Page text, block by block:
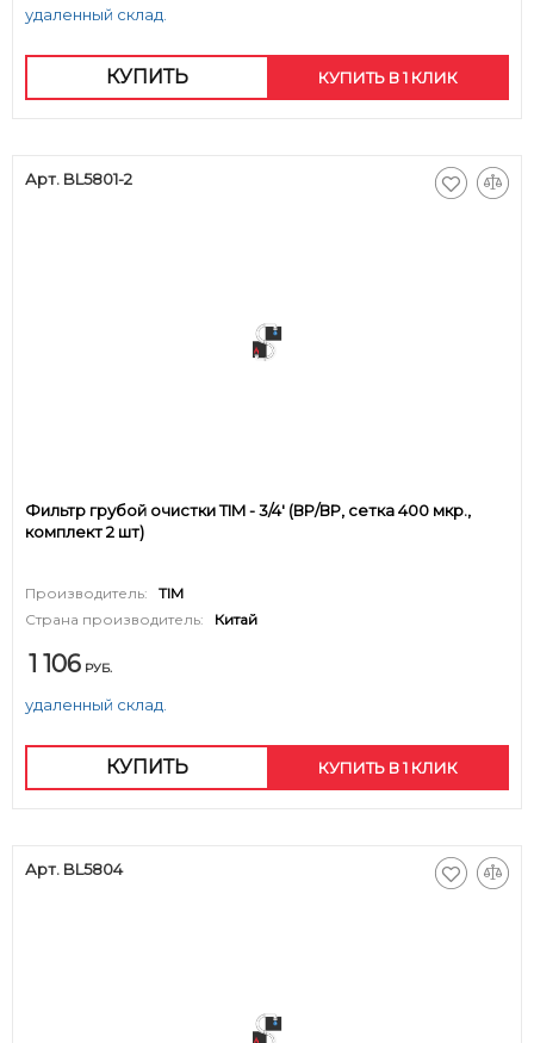
удаленный склад.
КУПИТЬ КУПИТЬ В 1 КЛИК
Арт. BL5801-2
Фильтр грубой очистки TIM - 3/4' (ВР/ВР, сетка 400 мкр.,
комплект 2 шт)
Производитель:
TIM
Страна производитель:
Китай
1 106 РУБ.
удаленный склад.
КУПИТЬ КУПИТЬ В 1 КЛИК
Арт. BL5804